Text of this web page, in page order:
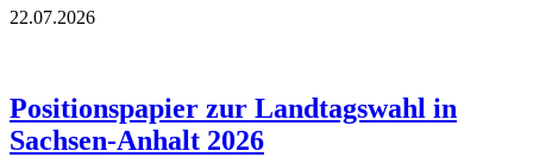
22.07.2026
Positionspapier zur Landtagswahl in
Sachsen-Anhalt 2026